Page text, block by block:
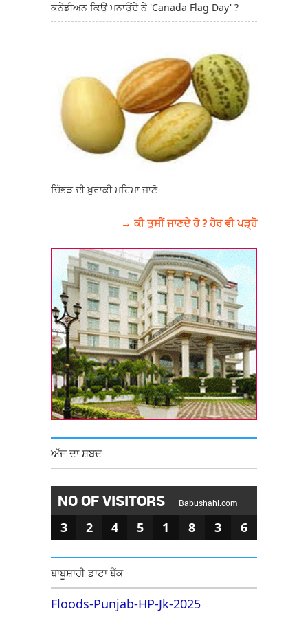
ਕਨੇਡੀਅਨ ਕਿਉਂ ਮਨਾਉਂਦੇ ਨੇ 'Canada Flag Day' ?
ਚਿੱਭੜ ਦੀ ਖ਼ੁਰਾਕੀ ਮਹਿਮਾ ਜਾਣੋ
→ ਕੀ ਤੁਸੀਂ ਜਾਣਦੇ ਹੋ ? ਹੋਰ ਵੀ ਪੜ੍ਹੋ
ਅੱਜ ਦਾ ਸ਼ਬਦ
NO OF VISITORS Babushahi.com
3 2 4 5 1 8 3 6
ਬਾਬੂਸ਼ਾਹੀ ਡਾਟਾ ਬੈਂਕ
Floods-Punjab-HP-Jk-2025